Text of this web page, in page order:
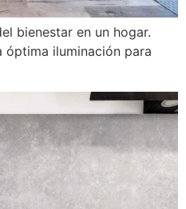
bienestar en un hogar.
óptima iluminación para